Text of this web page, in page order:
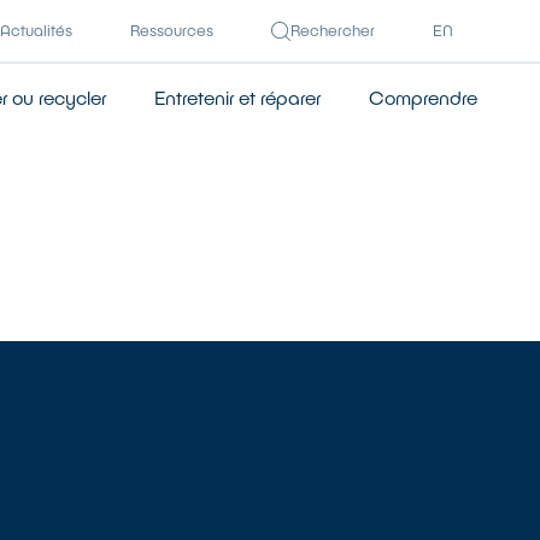
Actualités Ressources Rechercher EN
ou recycler Entretenir et réparer Comprendre